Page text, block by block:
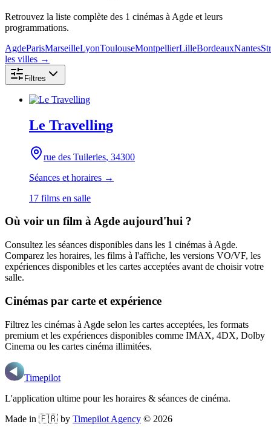
Retrouvez la liste complète des 1 cinémas à Agde et leurs
programmations.
AgdeParisMarseilleLyonToulouseMontpellierLilleBordeauxNantes
les villes →
Filtres
Le Travelling
rue des Tuileries, 34300
Séances et horaires →
17 films en salle
Où voir un film à Agde aujourd'hui ?
Consultez les séances disponibles dans les 1 cinémas à Agde.
Comparez les horaires, les films à l'affiche, les versions VO/VF, les
expériences disponibles et les cartes acceptées avant de choisir votre
salle.
Cinémas par carte et expérience
Filtrez les cinémas à Agde selon les cartes acceptées, les formats
premium et les expériences disponibles comme IMAX, 4DX, Dolby
Cinema ou les cartes cinéma illimitées.
Timepilot
L'application ultime pour les horaires & séances de cinéma.
Made in 🇫🇷 by Timepilot Agency © 2026